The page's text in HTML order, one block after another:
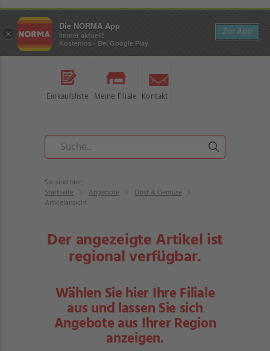
Einkaufsliste Meine Filiale Kontakt
Sie sind hier:
Startseite
Angebote
Obst & Gemüse
Artikelansicht
Der angezeigte Artikel ist
regional verfügbar.
Wählen Sie hier Ihre Filiale
aus und lassen Sie sich
Angebote aus Ihrer Region
anzeigen.
×
Die NORMA App
Immer aktuell!
Kostenlos - Bei Google Play
Zur App